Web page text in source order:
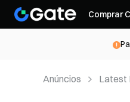
Comprar
Anúncios Latest